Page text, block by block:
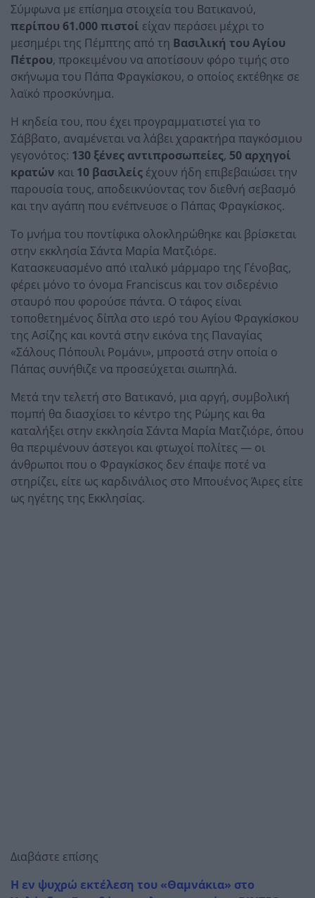
Σύμφωνα με επίσημα στοιχεία του Βατικανού,
περίπου 61.000 πιστοί είχαν περάσει μέχρι το
μεσημέρι της Πέμπτης από τη Βασιλική του Αγίου
Πέτρου, προκειμένου να αποτίσουν φόρο τιμής στο
σκήνωμα του Πάπα Φραγκίσκου, ο οποίος εκτέθηκε σε
λαϊκό προσκύνημα.
Η κηδεία του, που έχει προγραμματιστεί για το
Σάββατο, αναμένεται να λάβει χαρακτήρα παγκόσμιου
γεγονότος: 130 ξένες αντιπροσωπείες, 50 αρχηγοί
κρατών και 10 βασιλείς έχουν ήδη επιβεβαιώσει την
παρουσία τους, αποδεικνύοντας τον διεθνή σεβασμό
και την αγάπη που ενέπνευσε ο Πάπας Φραγκίσκος.
Το μνήμα του ποντίφικα ολοκληρώθηκε και βρίσκεται
στην εκκλησία Σάντα Μαρία Ματζιόρε.
Κατασκευασμένο από ιταλικό μάρμαρο της Γένοβας,
φέρει μόνο το όνομα Franciscus και τον σιδερένιο
σταυρό που φορούσε πάντα. Ο τάφος είναι
τοποθετημένος δίπλα στο ιερό του Αγίου Φραγκίσκου
της Ασίζης και κοντά στην εικόνα της Παναγίας
«Σάλους Πόπουλι Ρομάνι», μπροστά στην οποία ο
Πάπας συνήθιζε να προσεύχεται σιωπηλά.
Μετά την τελετή στο Βατικανό, μια αργή, συμβολική
πομπή θα διασχίσει το κέντρο της Ρώμης και θα
καταλήξει στην εκκλησία Σάντα Μαρία Ματζιόρε, όπου
θα περιμένουν άστεγοι και φτωχοί πολίτες — οι
άνθρωποι που ο Φραγκίσκος δεν έπαψε ποτέ να
στηρίζει, είτε ως καρδινάλιος στο Μπουένος Άιρες είτε
ως ηγέτης της Εκκλησίας.
Διαβάστε επίσης
Η εν ψυχρώ εκτέλεση του «Θαμνάκια» στο